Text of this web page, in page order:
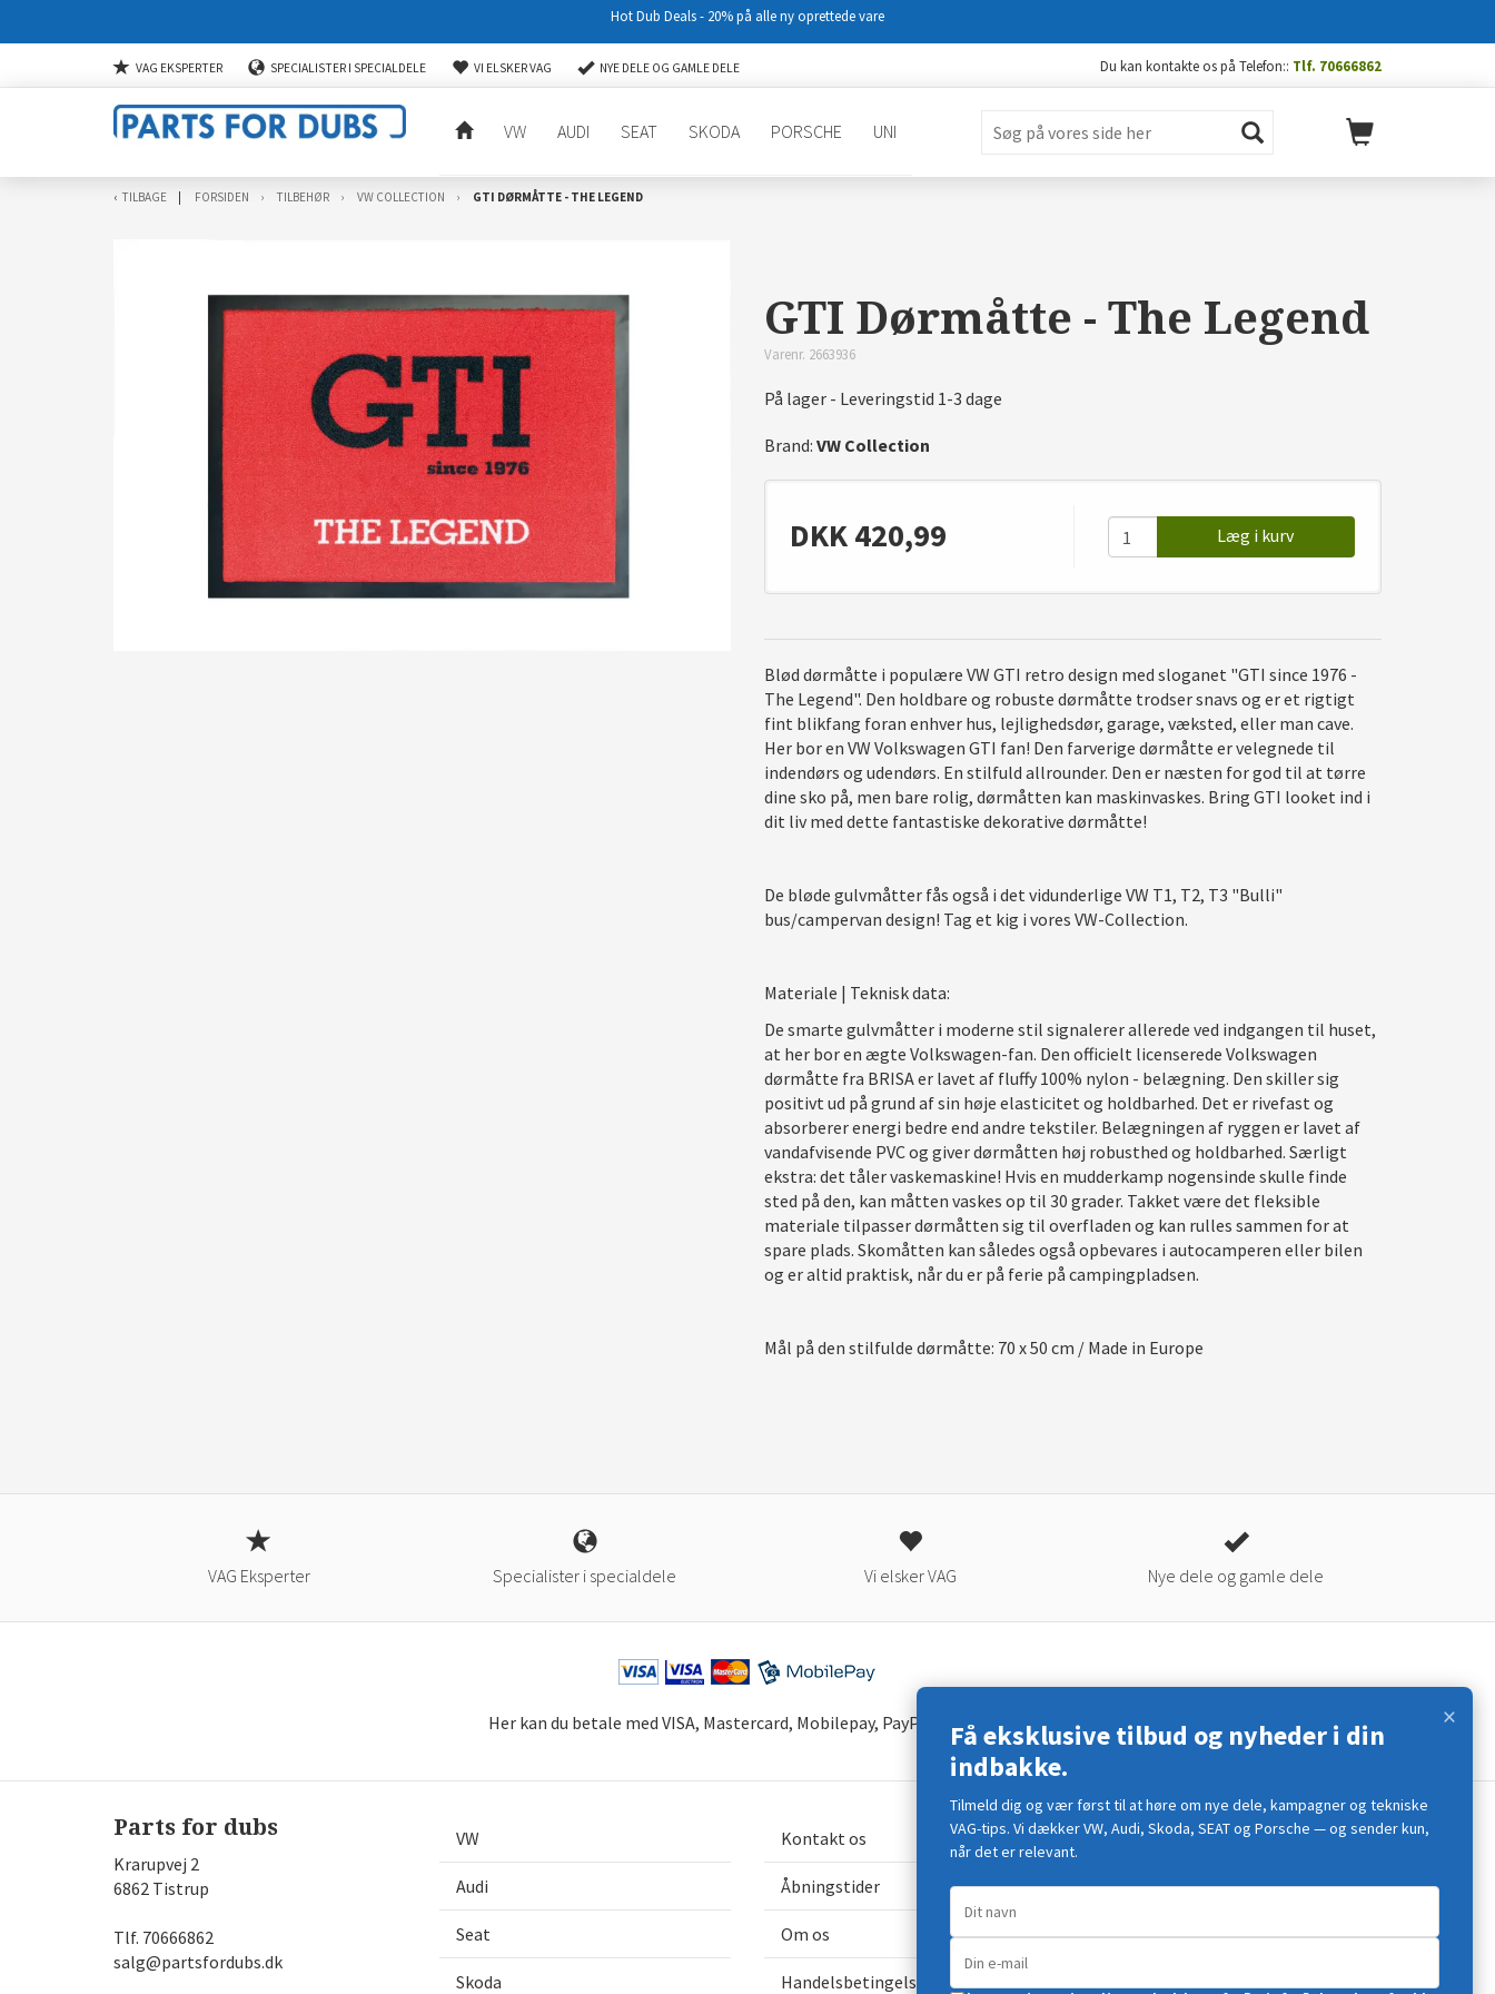
VAG EKSPERTER SPECIALISTER I SPECIALDELE VI ELSKER VAG NYE DELE OG GAMLE DELE Du kan kontakte os på Telefon:: Tlf. 70666862
VW AUDI SEAT SKODA PORSCHE UNI
TILBAGE FORSIDEN TILBEHØR VW COLLECTION GTI DØRMÅTTE - THE LEGEND
GTI Dørmåtte - The Legend
Varenr. 2663936
På lager - Leveringstid 1-3 dage
Brand: VW Collection
DKK420,99 Læg i kurv
Blød dørmåtte i populære VW GTI retro design med sloganet "GTI since 1976 -
The Legend". Den holdbare og robuste dørmåtte trodser snavs og er et rigtigt
fint blikfang foran enhver hus, lejlighedsdør, garage, væksted, eller man cave.
Her bor en VW Volkswagen GTI fan! Den farverige dørmåtte er velegnede til
indendørs og udendørs. En stilfuld allrounder. Den er næsten for god til at tørre
dine sko på, men bare rolig, dørmåtten kan maskinvaskes. Bring GTI looket ind i
dit liv med dette fantastiske dekorative dørmåtte!
De bløde gulvmåtter fås også i det vidunderlige VW T1, T2, T3 "Bulli"
bus/campervan design! Tag et kig i vores VW-Collection.
Materiale | Teknisk data:
De smarte gulvmåtter i moderne stil signalerer allerede ved indgangen til huset,
at her bor en ægte Volkswagen-fan. Den officielt licenserede Volkswagen
dørmåtte fra BRISA er lavet af fluffy 100% nylon - belægning. Den skiller sig
positivt ud på grund af sin høje elasticitet og holdbarhed. Det er rivefast og
absorberer energi bedre end andre tekstiler. Belægningen af ​​ryggen er lavet af
vandafvisende PVC og giver dørmåtten høj robusthed og holdbarhed. Særligt
ekstra: det tåler vaskemaskine! Hvis en mudderkamp nogensinde skulle finde
sted på den, kan måtten vaskes op til 30 grader. Takket være det fleksible
materiale tilpasser dørmåtten sig til overfladen og kan rulles sammen for at
spare plads. Skomåtten kan således også opbevares i autocamperen eller bilen
og er altid praktisk, når du er på ferie på campingpladsen.
Mål på den stilfulde dørmåtte: 70 x 50 cm / Made in Europe
VAG Eksperter Specialister i specialdele Vi elsker VAG Nye dele og gamle dele
Her kan du betale med VISA, Mastercard, Mobilepay, PayPal og Viabill
Parts for dubs
Krarupvej 2
6862 Tistrup
Tlf. 70666862
salg@partsfordubs.dk
VW
Audi
Seat
Skoda
Kontakt os
Åbningstider
Om os
Handelsbetingelser
Vi er sociale
Hot Dub Deals - 20% på alle ny oprettede vare
×
Få eksklusive tilbud og nyheder i din
indbakke.
Tilmeld dig og vær først til at høre om nye dele, kampagner og tekniske
VAG-tips. Vi dækker VW, Audi, Skoda, SEAT og Porsche — og sender kun,
når det er relevant.